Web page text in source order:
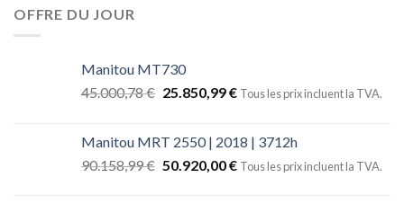
OFFRE DU JOUR
Manitou MT730
45.000,78€ 25.850,99€ Tous les prix incluent la TVA.
Manitou MRT 2550 | 2018 | 3712h
90.158,99€ 50.920,00€ Tous les prix incluent la TVA.